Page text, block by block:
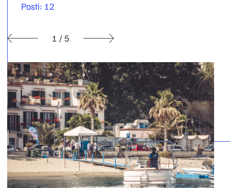
Posti: 12
1 / 5